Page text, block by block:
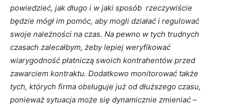
powiedzieć, jak długo i w jaki sposób rzeczywiście
będzie mógł im pomóc, aby mogli działać i regulować
swoje należności na czas. Na pewno w tych trudnych
czasach zalecałbym, żeby lepiej weryfikować
wiarygodność płatniczą swoich kontrahentów przed
zawarciem kontraktu. Dodatkowo monitorować także
tych, których firma obsługuje już od dłuższego czasu,
ponieważ sytuacja może się dynamicznie zmieniać –